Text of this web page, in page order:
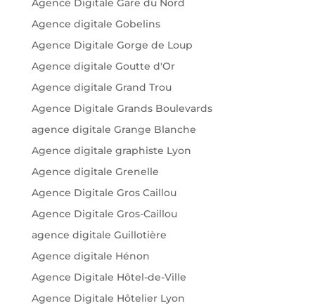
Agence Digitale Gare du Nord
Agence digitale Gobelins
Agence Digitale Gorge de Loup
Agence digitale Goutte d'Or
Agence digitale Grand Trou
Agence Digitale Grands Boulevards
agence digitale Grange Blanche
Agence digitale graphiste Lyon
Agence digitale Grenelle
Agence Digitale Gros Caillou
Agence Digitale Gros-Caillou
agence digitale Guillotière
Agence digitale Hénon
Agence Digitale Hôtel-de-Ville
Agence Digitale Hôtelier Lyon